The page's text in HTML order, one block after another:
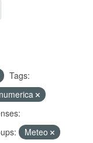
Tags:
Meteo